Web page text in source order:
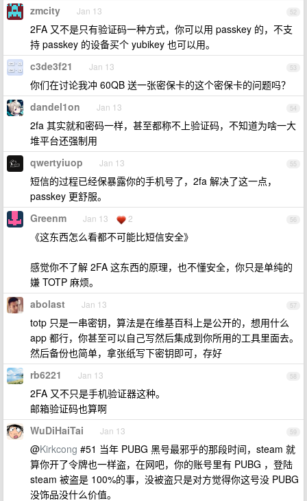
52
zmcity Jan 13
2FA 又不是只有验证码一种方式，你可以用 passkey 的，不支
持 passkey 的设备买个 yubikey 也可以用。
53
c3de3f21 Jan 13
你们在讨论我冲 60QB 送一张密保卡的这个密保卡的问题吗？
54
dandel1on Jan 13
2fa 其实就和密码一样，甚至都称不上验证码，不知道为啥一大
堆平台还强制用
55
qwertyiuop Jan 13
短信的过程已经保暴露你的手机号了，2fa 解决了这一点，
passkey 更舒服。
56
Greenm Jan 13 2
《这东西怎么看都不可能比短信安全》
感觉你不了解 2FA 这东西的原理，也不懂安全，你只是单纯的
嫌 TOTP 麻烦。
57
abolast Jan 13
totp 只是一串密钥，算法是在维基百科上是公开的，想用什么
app 都行，你甚至可以自己写然后集成到你所用的工具里面去。
然后备份也简单，拿张纸写下密钥即可，存好
58
rb6221 Jan 13
2FA 又不只是手机验证器这种。
邮箱验证码也算啊
59
WuDiHaiTai Jan 13
@Kirkcong #51 当年 PUBG 黑号最邪乎的那段时间，steam 就
算你开了令牌也一样盗，在网吧，你的账号里有 PUBG ，登陆
steam 被盗是 100%的事，没被盗只是对方觉得你这号没 PUBG
没饰品没什么价值。